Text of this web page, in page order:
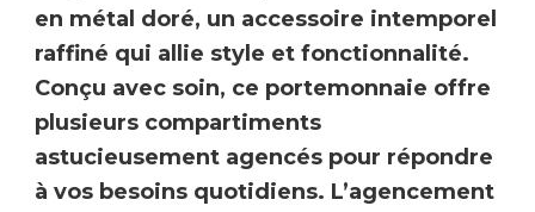
en métal doré, un accessoire intemporel
raffiné qui allie style et fonctionnalité.
Conçu avec soin, ce portemonnaie offre
plusieurs compartiments
astucieusement agencés pour répondre
à vos besoins quotidiens. L’agencement